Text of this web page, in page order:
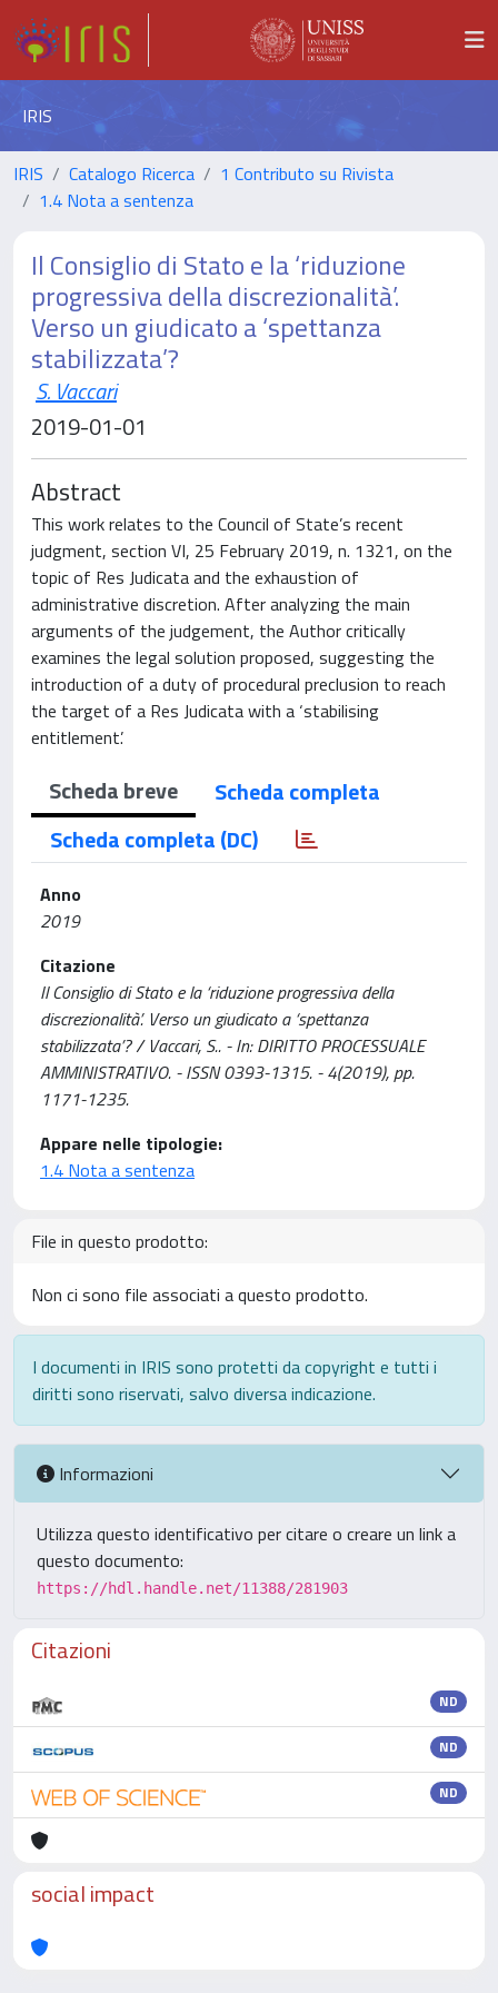
IRIS
IRIS Catalogo Ricerca
1 Contributo su Rivista
1.4 Nota a sentenza
Il Consiglio di Stato e la ‘riduzione
progressiva della discrezionalità’.
Verso un giudicato a ‘spettanza
stabilizzata’?
S. Vaccari
2019-01-01
Abstract
This work relates to the Council of State’s recent
judgment, section VI, 25 February 2019, n. 1321, on the
topic of Res Judicata and the exhaustion of
administrative discretion. After analyzing the main
arguments of the judgement, the Author critically
examines the legal solution proposed, suggesting the
introduction of a duty of procedural preclusion to reach
the target of a Res Judicata with a ‘stabilising
entitlement’.
Scheda breve
Scheda completa
Scheda completa (DC)
Anno
2019
Citazione
Il Consiglio di Stato e la ‘riduzione progressiva della
discrezionalità’. Verso un giudicato a ‘spettanza
stabilizzata’? / Vaccari, S.. - In: DIRITTO PROCESSUALE
AMMINISTRATIVO. - ISSN 0393-1315. - 4(2019), pp.
1171-1235.
Appare nelle tipologie:
1.4 Nota a sentenza
File in questo prodotto:
Non ci sono file associati a questo prodotto.
I documenti in IRIS sono protetti da copyright e tutti i
diritti sono riservati, salvo diversa indicazione.
Informazioni
Utilizza questo identificativo per citare o creare un link a
questo documento:
https://hdl.handle.net/11388/281903
Citazioni
ND
ND
ND
social impact